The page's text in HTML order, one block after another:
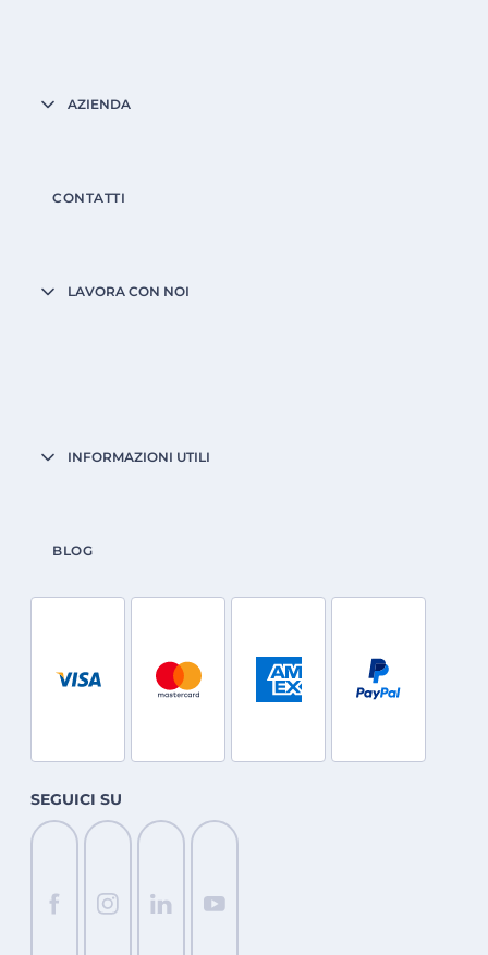
AZIENDA
CONTATTI
LAVORA CON NOI
INFORMAZIONI UTILI
BLOG
SEGUICI SU